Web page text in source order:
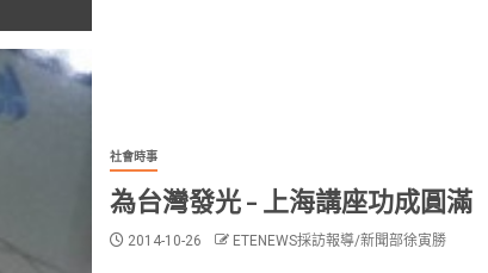
社會時事
為台灣發光 – 上海講座功成圓滿
2014-10-26 ETENEWS採訪報導/新聞部徐寅勝